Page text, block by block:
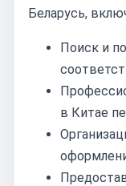
Беларусь,
Поиск и
в Китае